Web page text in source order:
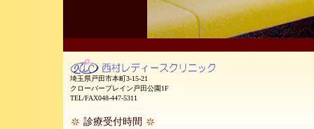
埼玉県戸田市本町3-15-21
クローバープレイン戸田公園1F
TEL/FAX048-447-5311
診療受付時間